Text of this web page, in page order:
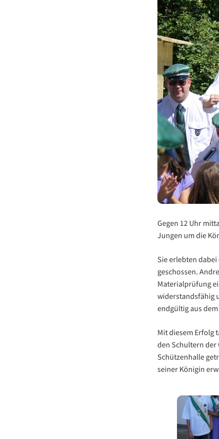
Gegen 12 Uhr
Jungen um die
Sie erlebten
geschossen.
Materialprüfung
widerstandsfähig
endgültig aus
Mit diesem Erfolg
den Schultern der
Schützenhalle
seiner Königin